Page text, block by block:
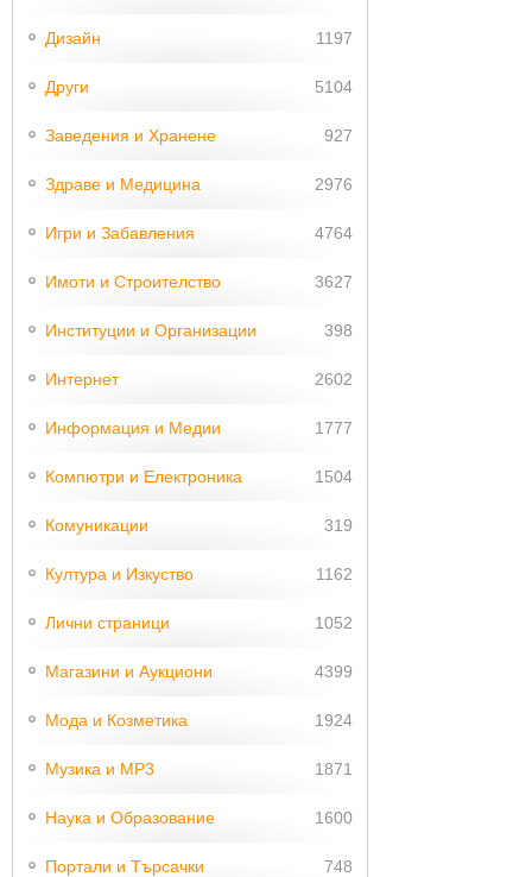
Дизайн 1197
Други 5104
Заведения и Хранене 927
Здраве и Медицина 2976
Игри и Забавления 4764
Имоти и Строителство 3627
Институции и Организации 398
Интернет 2602
Информация и Медии 1777
Компютри и Електроника 1504
Комуникации 319
Култура и Изкуство 1162
Лични страници 1052
Магазини и Аукциони 4399
Мода и Козметика 1924
Музика и MP3 1871
Наука и Образование 1600
Портали и Търсачки 748